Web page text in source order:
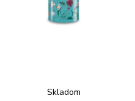
Skladom